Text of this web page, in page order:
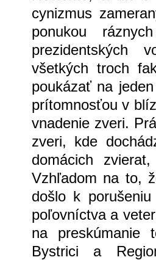
cynizmus
ponukou
prezidentských
všetkých troch
poukázať na
prítomnosťou v
vnadenie zveri.
zveri, kde
domácich
Vzhľadom na to,
došlo k
poľovníctva a
na preskúmanie
Bystrici a